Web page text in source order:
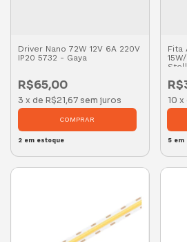
Driver Nano 72W 12V 6A 220V
IP20 5732 - Gaya
R$65,00
3 x de R$21,67 sem juros
2 em estoque
Fita
10 x
5em